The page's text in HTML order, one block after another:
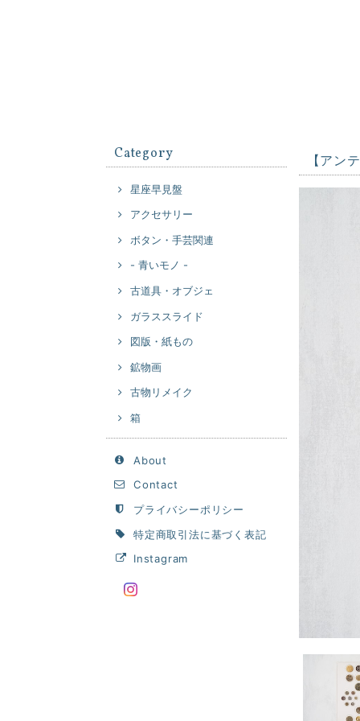
Category
星座早見盤
アクセサリー
ボタン・手芸関連
- 青いモノ -
古道具・オブジェ
ガラススライド
図版・紙もの
鉱物画
古物リメイク
箱
About
Contact
プライバシーポリシー
特定商取引法に基づく表記
Instagram
【アン